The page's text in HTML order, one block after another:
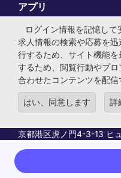
アプリ
Employer Centre
© マイケル・ペイジ・イ
京都港区虎ノ門4-3-13 ヒ
紹介事業許可番号：13-
ログイン情報を記憶して
求人情報の検索や応募を
行するため、サイト機能
するため、閲覧行動やプ
合わせたコンテンツを配信
はい、同意します 詳